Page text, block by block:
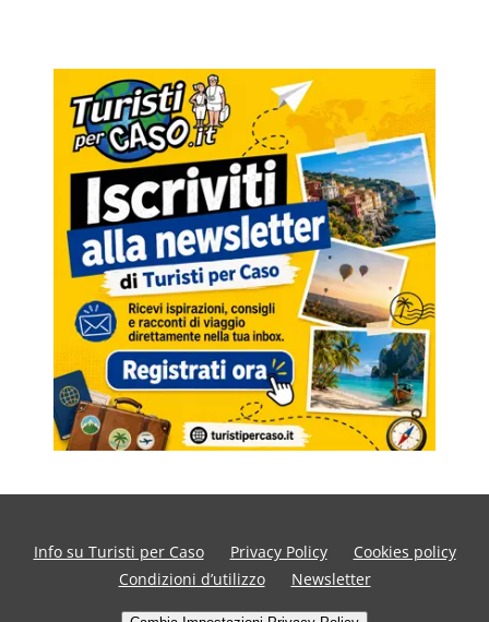
Info su Turisti per Caso Privacy Policy
Cookies policy
Condizioni d’utilizzo
Newsletter